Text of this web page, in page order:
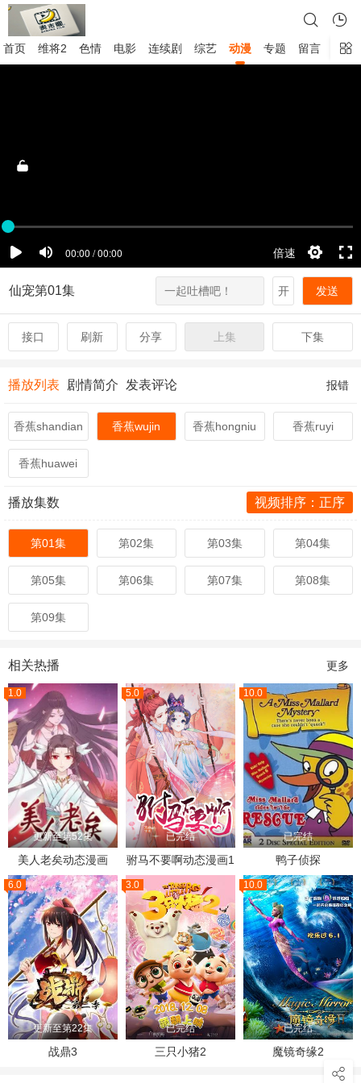
首页 维将2 色情 电影 连续剧 综艺 动漫 专题 留言
仙宠第01集 开 发送
接口 刷新 分享 上集 下集
播放列表 剧情简介 发表评论 报错
香蕉shandian 香蕉wujin 香蕉hongniu 香蕉ruyi
香蕉huawei
播放集数 视频排序：正序
第01集 第02集 第03集 第04集
第05集 第06集 第07集 第08集
第09集
相关热播 更多
1.0
更新至第52集
美人老矣动态漫画
5.0
已完结
驸马不要啊动态漫画1
10.0
已完结
鸭子侦探
6.0
更新至第22集
战鼎3
3.0
已完结
三只小猪2
10.0
已完结
魔镜奇缘2